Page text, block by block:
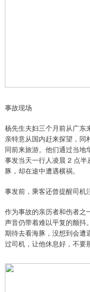
事故现场
杨先生夫妇三个月前从广东
亲特意从国内赶来探望，同
同前来旅游。他们通过当地
事发当天一行人凌晨 2 点
豚，却在途中遭遇横祸。
事发前，乘客还曾提醒司机
作为事故的亲历者和伤者之
声音仍带着难以平复的颤抖
期待去看海豚，没想到会遭
过司机，让他休息好，不要